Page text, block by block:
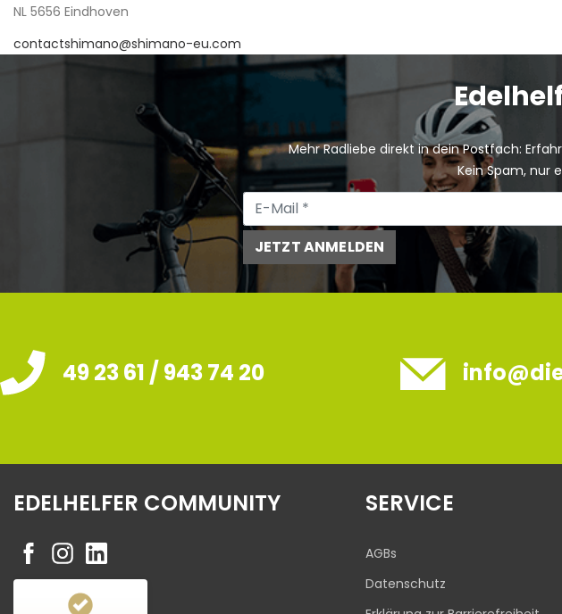
NL 5656 Eindhoven
contactshimano@shimano-eu.com
Mehr Radliebe direkt in dein Postfach:
Kein Spam, nur
JETZT ANMELDEN
49 23 61 / 943 74 20
EDELHELFER COMMUNITY SERVICE
AGBs
Datenschutz